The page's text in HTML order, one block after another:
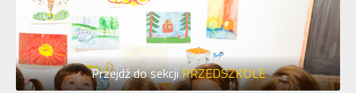
Przejdź do sekcjiPRZEDSZKOLE